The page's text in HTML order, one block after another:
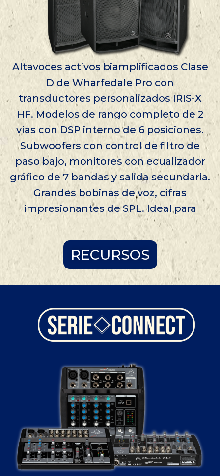
Altavoces activos biamplificados Clase
D de Wharfedale Pro con
transductores personalizados IRIS-X
HF. Modelos de rango completo de 2
vías con DSP interno de 6 posiciones.
Subwoofers con control de filtro de
paso bajo, monitores con ecualizador
gráfico de 7 bandas y salida secundaria.
Grandes bobinas de voz, cifras
impresionantes de SPL. Ideal para
RECURSOS